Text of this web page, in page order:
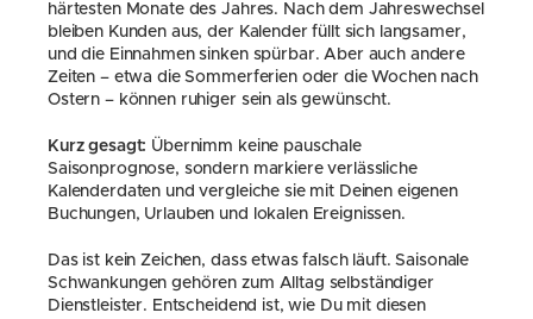
härtesten Monate des Jahres. Nach dem Jahreswechsel
bleiben Kunden aus, der Kalender füllt sich langsamer,
und die Einnahmen sinken spürbar. Aber auch andere
Zeiten – etwa die Sommerferien oder die Wochen nach
Ostern – können ruhiger sein als gewünscht.
Kurz gesagt: Übernimm keine pauschale
Saisonprognose, sondern markiere verlässliche
Kalenderdaten und vergleiche sie mit Deinen eigenen
Buchungen, Urlauben und lokalen Ereignissen.
Das ist kein Zeichen, dass etwas falsch läuft. Saisonale
Schwankungen gehören zum Alltag selbständiger
Dienstleister. Entscheidend ist, wie Du mit diesen